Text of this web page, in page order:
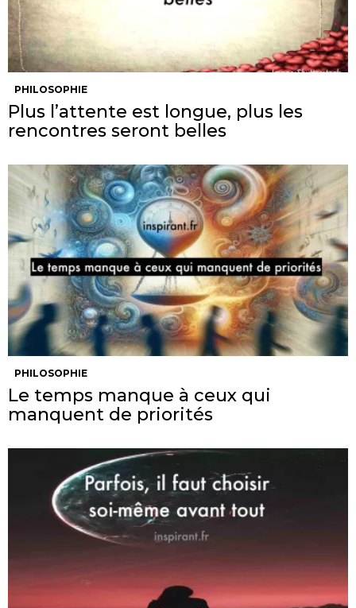
PHILOSOPHIE
Plus l’attente est longue, plus les
rencontres seront belles
PHILOSOPHIE
Le temps manque à ceux qui
manquent de priorités